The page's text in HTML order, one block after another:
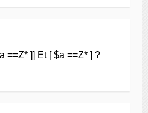
==Z* ]] Et [ $a ==Z* ] ?